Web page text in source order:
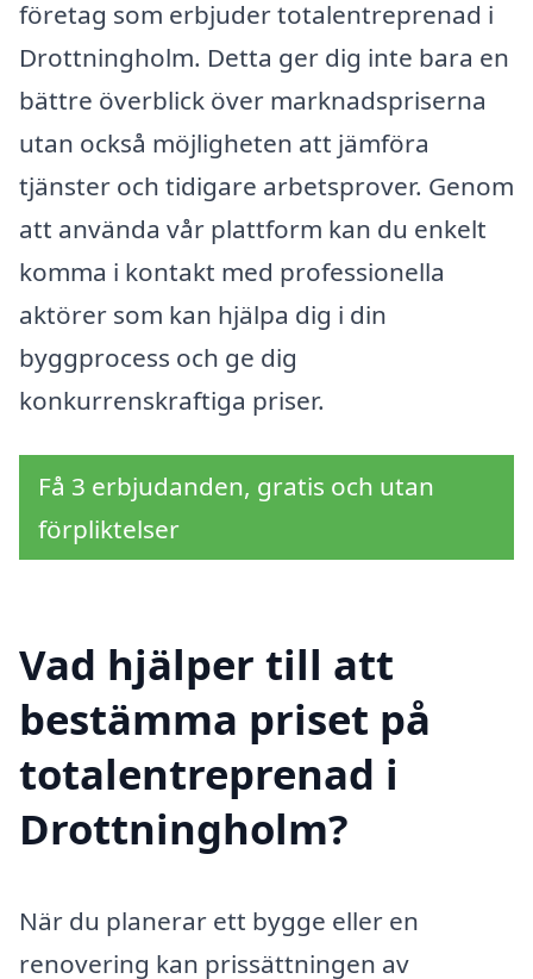
företag som erbjuder totalentreprenad i
Drottningholm. Detta ger dig inte bara en
bättre överblick över marknadspriserna
utan också möjligheten att jämföra
tjänster och tidigare arbetsprover. Genom
att använda vår plattform kan du enkelt
komma i kontakt med professionella
aktörer som kan hjälpa dig i din
byggprocess och ge dig
konkurrenskraftiga priser.
Få 3 erbjudanden, gratis och utan
förpliktelser
Vad hjälper till att
bestämma priset på
totalentreprenad i
Drottningholm?
När du planerar ett bygge eller en
renovering kan prissättningen av